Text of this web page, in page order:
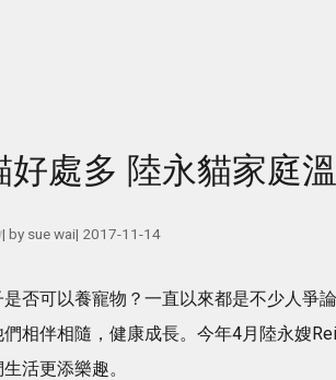
好處多 陸永貓家庭
| by sue wai| 2017-11-14
否可以養寵物？一直以來都是不少人爭
相伴相隨，健康成長。今年4月陸永嫂
活更添樂趣。